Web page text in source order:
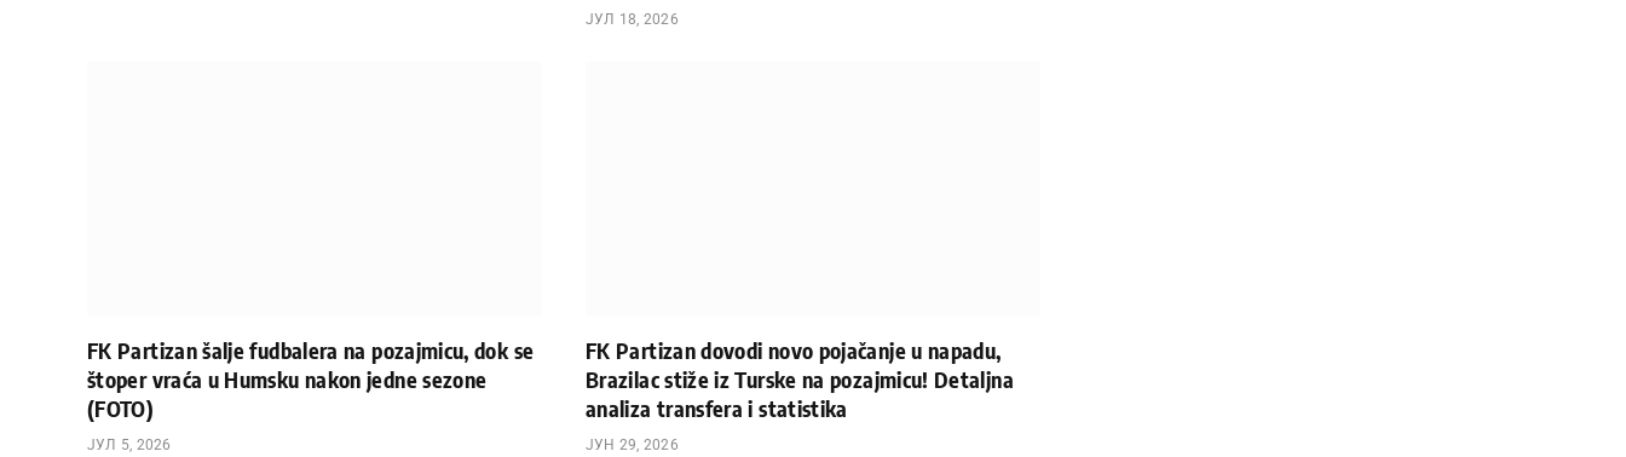
ЈУЛ 18, 2026
FK Partizan šalje fudbalera na pozajmicu, dok se
štoper vraća u Humsku nakon jedne sezone
(FOTO)
ЈУЛ 5, 2026
FK Partizan dovodi novo pojačanje u napadu,
Brazilac stiže iz Turske na pozajmicu! Detaljna
analiza transfera i statistika
ЈУН 29, 2026